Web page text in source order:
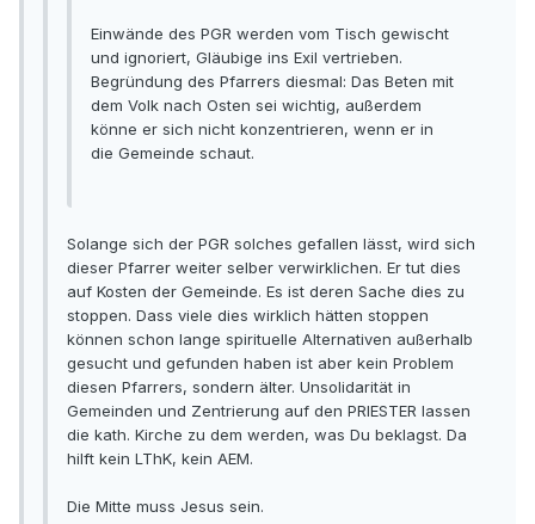
Einwände des PGR werden vom Tisch gewischt
und ignoriert, Gläubige ins Exil vertrieben.
Begründung des Pfarrers diesmal: Das Beten mit
dem Volk nach Osten sei wichtig, außerdem
könne er sich nicht konzentrieren, wenn er in
die Gemeinde schaut.
Solange sich der PGR solches gefallen lässt, wird sich
dieser Pfarrer weiter selber verwirklichen. Er tut dies
auf Kosten der Gemeinde. Es ist deren Sache dies zu
stoppen. Dass viele dies wirklich hätten stoppen
können schon lange spirituelle Alternativen außerhalb
gesucht und gefunden haben ist aber kein Problem
diesen Pfarrers, sondern älter. Unsolidarität in
Gemeinden und Zentrierung auf den PRIESTER lassen
die kath. Kirche zu dem werden, was Du beklagst. Da
hilft kein LThK, kein AEM.
Die Mitte muss Jesus sein.